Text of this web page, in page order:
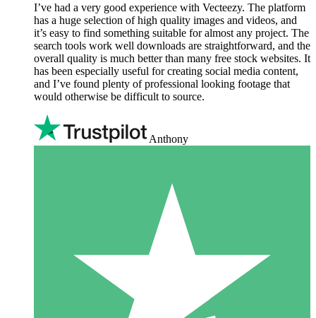
I’ve had a very good experience with Vecteezy. The platform
has a huge selection of high quality images and videos, and
it’s easy to find something suitable for almost any project. The
search tools work well downloads are straightforward, and the
overall quality is much better than many free stock websites. It
has been especially useful for creating social media content,
and I’ve found plenty of professional looking footage that
would otherwise be difficult to source.
Anthony